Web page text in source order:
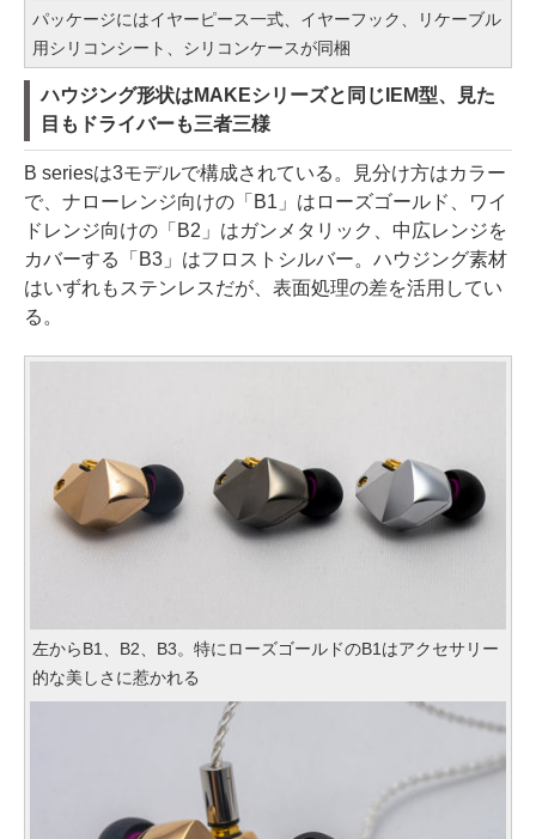
パッケージにはイヤーピース一式、イヤーフック、リケーブル
用シリコンシート、シリコンケースが同梱
ハウジング形状はMAKEシリーズと同じIEM型、見た
目もドライバーも三者三様
B seriesは3モデルで構成されている。見分け方はカラー
で、ナローレンジ向けの「B1」はローズゴールド、ワイ
ドレンジ向けの「B2」はガンメタリック、中広レンジを
カバーする「B3」はフロストシルバー。ハウジング素材
はいずれもステンレスだが、表面処理の差を活用してい
る。
左からB1、B2、B3。特にローズゴールドのB1はアクセサリー
的な美しさに惹かれる